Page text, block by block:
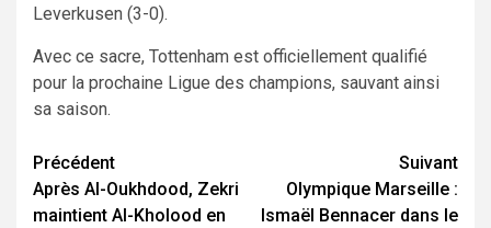
Leverkusen (3-0).
Avec ce sacre, Tottenham est officiellement qualifié
pour la prochaine Ligue des champions, sauvant ainsi
sa saison.
Navigation
d’article
Précédent
Après Al-Oukhdood, Zekri
maintient Al-Kholood en
Suivant
Olympique Marseille :
Ismaël Bennacer dans le